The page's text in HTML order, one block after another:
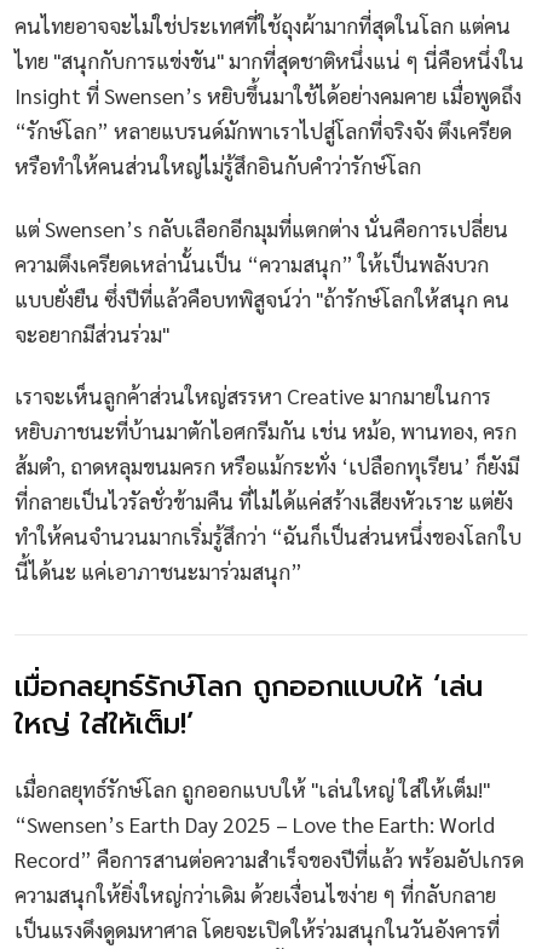
คนไทยอาจจะไม่ใช่ประเทศที่ใช้ถุงผ้ามากที่สุดในโลก แต่คน
ไทย "สนุกกับการแข่งขัน" มากที่สุดชาติหนึ่งแน่ ๆ นี่คือหนึ่งใน
Insight ที่ Swensen’s หยิบขึ้นมาใช้ได้อย่างคมคาย เมื่อพูดถึง
“รักษ์โลก” หลายแบรนด์มักพาเราไปสู่โลกที่จริงจัง ตึงเครียด
หรือทำให้คนส่วนใหญ่ไม่รู้สึกอินกับคำว่ารักษ์โลก
แต่ Swensen’s กลับเลือกอีกมุมที่แตกต่าง นั่นคือการเปลี่ยน
ความตึงเครียดเหล่านั้นเป็น “ความสนุก” ให้เป็นพลังบวก
แบบยั่งยืน ซึ่งปีที่แล้วคือบทพิสูจน์ว่า "ถ้ารักษ์โลกให้สนุก คน
จะอยากมีส่วนร่วม"
เราจะเห็นลูกค้าส่วนใหญ่สรรหา Creative มากมายในการ
หยิบภาชนะที่บ้านมาตักไอศกรีมกัน เช่น หม้อ, พานทอง, ครก
ส้มตำ, ถาดหลุมขนมครก หรือแม้กระทั่ง ‘เปลือกทุเรียน’ ก็ยังมี
ที่กลายเป็นไวรัลชั่วข้ามคืน ที่ไม่ได้แค่สร้างเสียงหัวเราะ แต่ยัง
ทำให้คนจำนวนมากเริ่มรู้สึกว่า “ฉันก็เป็นส่วนหนึ่งของโลกใบ
นี้ได้นะ แค่เอาภาชนะมาร่วมสนุก”
เมื่อกลยุทธ์รักษ์โลก ถูกออกแบบให้ ‘เล่น
ใหญ่ ใส่ให้เต็ม!’
เมื่อกลยุทธ์รักษ์โลก ถูกออกแบบให้ "เล่นใหญ่ ใส่ให้เต็ม!"
“Swensen’s Earth Day 2025 – Love the Earth: World
Record” คือการสานต่อความสำเร็จของปีที่แล้ว พร้อมอัปเกรด
ความสนุกให้ยิ่งใหญ่กว่าเดิม ด้วยเงื่อนไขง่าย ๆ ที่กลับกลาย
เป็นแรงดึงดูดมหาศาล โดยจะเปิดให้ร่วมสนุกในวันอังคารที่